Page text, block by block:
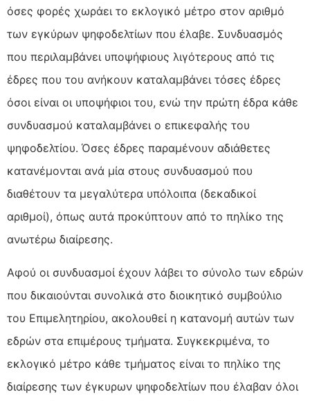
όσες φορές χωράει το εκλογικό μέτρο στον αριθμό
των εγκύρων ψηφοδελτίων που έλαβε. Συνδυασμός
που περιλαμβάνει υποψήφιους λιγότερους από τις
έδρες που του ανήκουν καταλαμβάνει τόσες έδρες
όσοι είναι οι υποψήφιοι του, ενώ την πρώτη έδρα κάθε
συνδυασμού καταλαμβάνει ο επικεφαλής του
ψηφοδελτίου. Όσες έδρες παραμένουν αδιάθετες
κατανέμονται ανά μία στους συνδυασμού που
διαθέτουν τα μεγαλύτερα υπόλοιπα (δεκαδικοί
αριθμοί), όπως αυτά προκύπτουν από το πηλίκο της
ανωτέρω διαίρεσης.
Αφού οι συνδυασμοί έχουν λάβει το σύνολο των εδρών
που δικαιούνται συνολικά στο διοικητικό συμβούλιο
του Επιμελητηρίου, ακολουθεί η κατανομή αυτών των
εδρών στα επιμέρους τμήματα. Συγκεκριμένα, το
εκλογικό μέτρο κάθε τμήματος είναι το πηλίκο της
διαίρεσης των έγκυρων ψηφοδελτίων που έλαβαν όλοι